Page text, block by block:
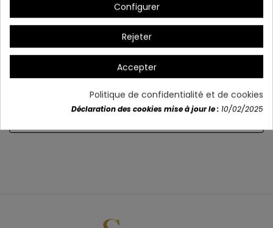
Acier, Aluminium et Acrylique
Finition blanche
LED 66W - 4000k
Les mesures:
64 cm 日本語: 30 cm
Configurer
Rejeter
Accepter
Politique de confidentialité et de cookies
Déclaration des cookies mise à jour le : 10/02/2025